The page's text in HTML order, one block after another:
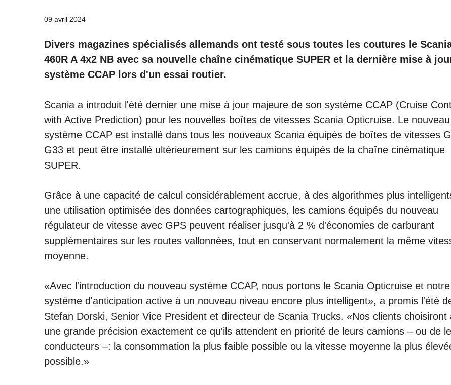
09 avril 2024
Divers magazines spécialisés allemands ont testé sous toutes les coutures le
460R A 4x2 NB avec sa nouvelle chaîne cinématique SUPER et la dernière mise à
système CCAP lors d'un essai routier.
Scania a introduit l'été dernier une mise à jour majeure de son système CCAP (Cruise
with Active Prediction) pour les nouvelles boîtes de vitesses Scania Opticruise. Le nouveau
système CCAP est installé dans tous les nouveaux Scania équipés de boîtes de vitesses
G33 et peut être installé ultérieurement sur les camions équipés de la chaîne cinématique
SUPER.
Grâce à une capacité de calcul considérablement accrue, à des algorithmes plus
une utilisation optimisée des données cartographiques, les camions équipés du nouveau
régulateur de vitesse avec GPS peuvent réaliser jusqu'à 2 % d'économies de carburant
supplémentaires sur les routes vallonnées, tout en conservant normalement la même
moyenne.
«Avec l'introduction du nouveau système CCAP, nous portons le Scania Opticruise et notre
système d'anticipation active à un nouveau niveau encore plus intelligent», a promis l'été
Stefan Dorski, Senior Vice President et directeur de Scania Trucks. «Nos clients choisiront
une grande précision exactement ce qu'ils attendent en priorité de leurs camions – ou de
conducteurs –: la consommation la plus faible possible ou la vitesse moyenne la plus
possible.»